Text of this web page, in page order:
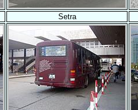
Setra